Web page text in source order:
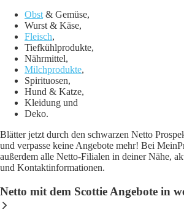
Obst& Gemüse,
Wurst & Käse,
Fleisch,
Tiefkühlprodukte,
Nährmittel,
Milchprodukte,
Spirituosen,
Hund & Katze,
Kleidung und
Deko.
Blätter jetzt durch den schwarzen Netto
und verpasse keine Angebote mehr! Bei
außerdem alle Netto-Filialen in deiner Nähe,
und Kontaktinformationen.
Netto mit dem Scottie Angebote in